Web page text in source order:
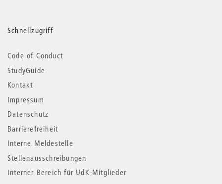
Schnellzugriff
Code of Conduct
StudyGuide
Kontakt
Impressum
Datenschutz
Barrierefreiheit
Interne Meldestelle
Stellenausschreibungen
Interner Bereich für UdK-Mitglieder